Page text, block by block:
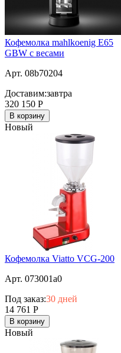
Кофемолка mahlkoenig E65
GBW с весами
Арт. 08b70204
Доставим:завтра
320 150 Р
В корзину
Новый
Кофемолка Viatto VCG-200
Арт. 073001a0
Под заказ:30 дней
14 761 Р
В корзину
Новый